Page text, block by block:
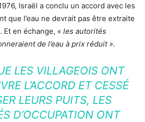
Israël a conclu un accord avec les
que l’eau ne devrait pas être extraite
Et en échange, « les autorités
de l’eau à prix réduit ».
LES VILLAGEOIS ONT
L’ACCORD ET CESSÉ
LEURS PUITS, LES
D’OCCUPATION ONT